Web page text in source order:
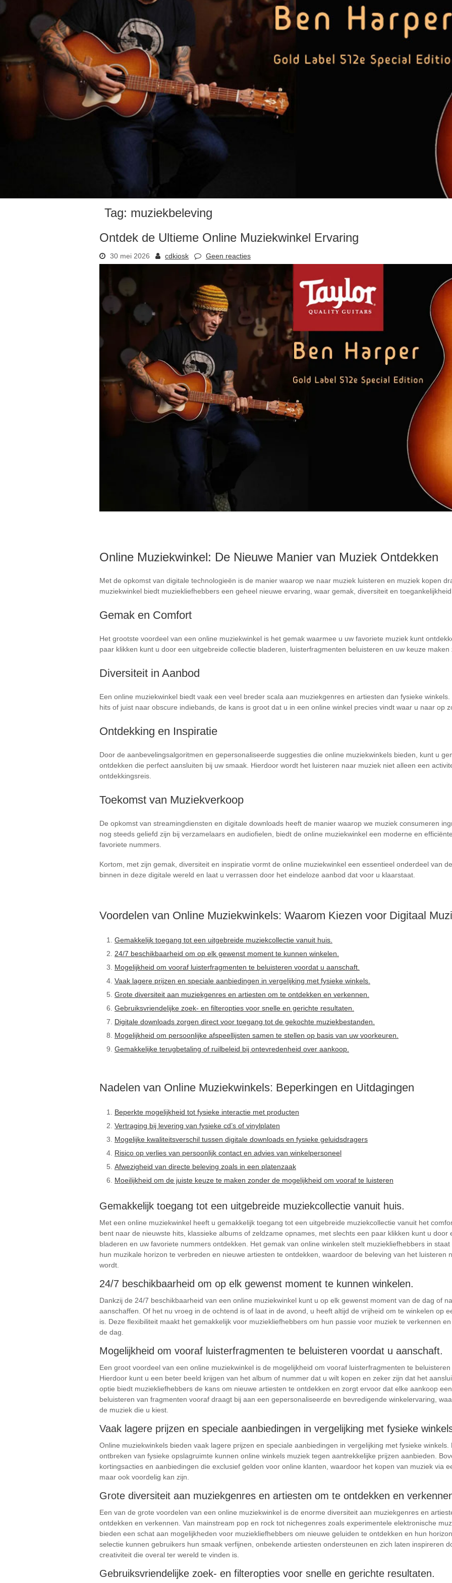
Tag: muziekbeleving
Ontdek de Ultieme Online Muziekwinkel Ervaring
30 mei 2026 cdkiosk Geen reacties
Online Muziekwinkel: De Nieuwe Manier van Muziek Ontdekken
Met de opkomst van digitale technologieën is de manier waarop we naar muziek luisteren en muziek kopen
muziekwinkel biedt muziekliefhebbers een geheel nieuwe ervaring, waar gemak, diversiteit en toegankelijkheid
Gemak en Comfort
Het grootste voordeel van een online muziekwinkel is het gemak waarmee u uw favoriete muziek kunt
paar klikken kunt u door een uitgebreide collectie bladeren, luisterfragmenten beluisteren en uw keuze maken
Diversiteit in Aanbod
Een online muziekwinkel biedt vaak een veel breder scala aan muziekgenres en artiesten dan fysieke
hits of juist naar obscure indiebands, de kans is groot dat u in een online winkel precies vindt waar u naar op
Ontdekking en Inspiratie
Door de aanbevelingsalgoritmen en gepersonaliseerde suggesties die online muziekwinkels bieden, kunt u
ontdekken die perfect aansluiten bij uw smaak. Hierdoor wordt het luisteren naar muziek niet alleen een
ontdekkingsreis.
Toekomst van Muziekverkoop
De opkomst van streamingdiensten en digitale downloads heeft de manier waarop we muziek consumeren
nog steeds geliefd zijn bij verzamelaars en audiofielen, biedt de online muziekwinkel een moderne en
favoriete nummers.
Kortom, met zijn gemak, diversiteit en inspiratie vormt de online muziekwinkel een essentieel onderdeel van
binnen in deze digitale wereld en laat u verrassen door het eindeloze aanbod dat voor u klaarstaat.
Voordelen van Online Muziekwinkels: Waarom Kiezen voor Digitaal
Gemakkelijk toegang tot een uitgebreide muziekcollectie vanuit huis.
24/7 beschikbaarheid om op elk gewenst moment te kunnen winkelen.
Mogelijkheid om vooraf luisterfragmenten te beluisteren voordat u aanschaft.
Vaak lagere prijzen en speciale aanbiedingen in vergelijking met fysieke winkels.
Grote diversiteit aan muziekgenres en artiesten om te ontdekken en verkennen.
Gebruiksvriendelijke zoek- en filteropties voor snelle en gerichte resultaten.
Digitale downloads zorgen direct voor toegang tot de gekochte muziekbestanden.
Mogelijkheid om persoonlijke afspeellijsten samen te stellen op basis van uw voorkeuren.
Gemakkelijke terugbetaling of ruilbeleid bij ontevredenheid over aankoop.
Nadelen van Online Muziekwinkels: Beperkingen en Uitdagingen
Beperkte mogelijkheid tot fysieke interactie met producten
Vertraging bij levering van fysieke cd’s of vinylplaten
Mogelijke kwaliteitsverschil tussen digitale downloads en fysieke geluidsdragers
Risico op verlies van persoonlijk contact en advies van winkelpersoneel
Afwezigheid van directe beleving zoals in een platenzaak
Moeilijkheid om de juiste keuze te maken zonder de mogelijkheid om vooraf te luisteren
Gemakkelijk toegang tot een uitgebreide muziekcollectie vanuit huis.
Met een online muziekwinkel heeft u gemakkelijk toegang tot een uitgebreide muziekcollectie vanuit het
bent naar de nieuwste hits, klassieke albums of zeldzame opnames, met slechts een paar klikken kunt u
bladeren en uw favoriete nummers ontdekken. Het gemak van online winkelen stelt muziekliefhebbers in
hun muzikale horizon te verbreden en nieuwe artiesten te ontdekken, waardoor de beleving van het luisteren
wordt.
24/7 beschikbaarheid om op elk gewenst moment te kunnen winkelen.
Dankzij de 24/7 beschikbaarheid van een online muziekwinkel kunt u op elk gewenst moment van de dag of
aanschaffen. Of het nu vroeg in de ochtend is of laat in de avond, u heeft altijd de vrijheid om te winkelen op
is. Deze flexibiliteit maakt het gemakkelijk voor muziekliefhebbers om hun passie voor muziek te verkennen
de dag.
Mogelijkheid om vooraf luisterfragmenten te beluisteren voordat u aanschaft.
Een groot voordeel van een online muziekwinkel is de mogelijkheid om vooraf luisterfragmenten te
Hierdoor kunt u een beter beeld krijgen van het album of nummer dat u wilt kopen en zeker zijn dat het
optie biedt muziekliefhebbers de kans om nieuwe artiesten te ontdekken en zorgt ervoor dat elke aankoop
beluisteren van fragmenten vooraf draagt bij aan een gepersonaliseerde en bevredigende winkelervaring,
de muziek die u kiest.
Vaak lagere prijzen en speciale aanbiedingen in vergelijking met fysieke
Online muziekwinkels bieden vaak lagere prijzen en speciale aanbiedingen in vergelijking met fysieke
ontbreken van fysieke opslagruimte kunnen online winkels muziek tegen aantrekkelijke prijzen aanbieden.
kortingsacties en aanbiedingen die exclusief gelden voor online klanten, waardoor het kopen van muziek via
maar ook voordelig kan zijn.
Grote diversiteit aan muziekgenres en artiesten om te ontdekken en
Een van de grote voordelen van een online muziekwinkel is de enorme diversiteit aan muziekgenres en
ontdekken en verkennen. Van mainstream pop en rock tot nichegenres zoals experimentele elektronische
bieden een schat aan mogelijkheden voor muziekliefhebbers om nieuwe geluiden te ontdekken en hun
selectie kunnen gebruikers hun smaak verfijnen, onbekende artiesten ondersteunen en zich laten inspireren
creativiteit die overal ter wereld te vinden is.
Gebruiksvriendelijke zoek- en filteropties voor snelle en gerichte resultaten.